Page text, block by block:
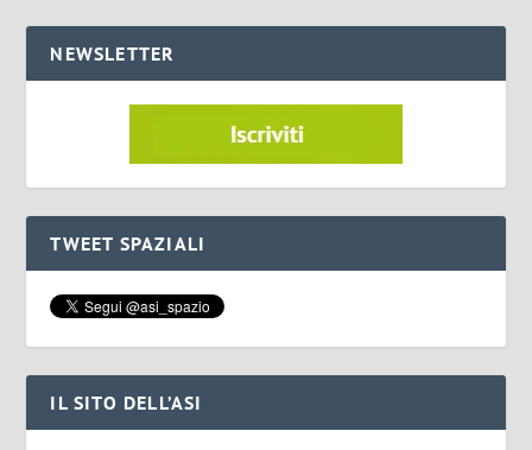
NEWSLETTER
TWEET SPAZIALI
IL SITO DELL’ASI